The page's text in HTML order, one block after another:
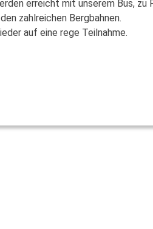
erreicht mit unserem Bus, zu
zahlreichen Bergbahnen.
auf eine rege Teilnahme.